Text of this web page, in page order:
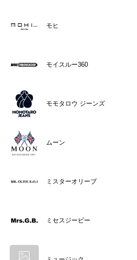
モヒ
モイスルー360
モモタロウ ジーンズ
ムーン
ミスターオリーブ
ミセスジービー